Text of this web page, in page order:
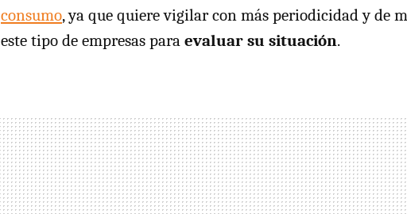
consumo, ya que quiere vigilar con más periodicidad y de
este tipo de empresas para evaluar su situación.